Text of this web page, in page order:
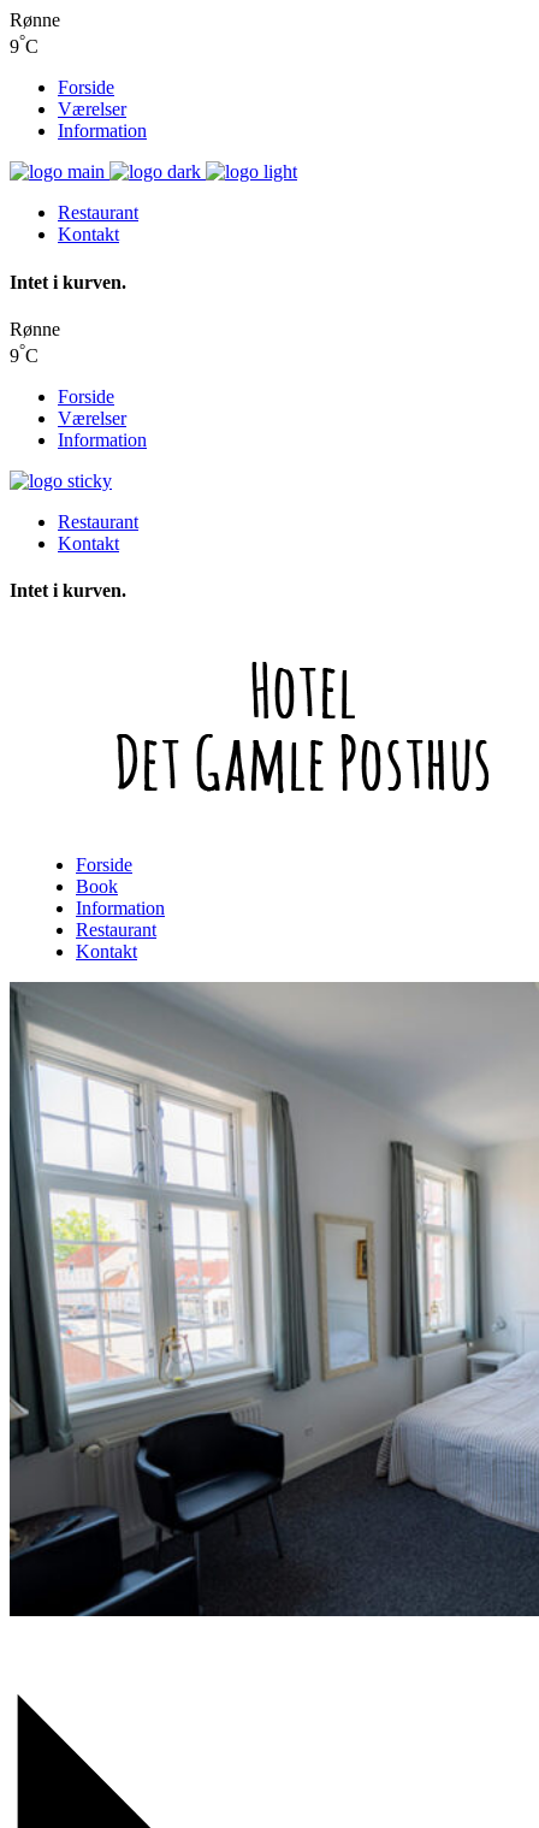
Rønne
9°C
Forside
Værelser
Information
Restaurant
Kontakt
Intet i kurven.
Rønne
9°C
Forside
Værelser
Information
Restaurant
Kontakt
Intet i kurven.
Forside
Book
Information
Restaurant
Kontakt